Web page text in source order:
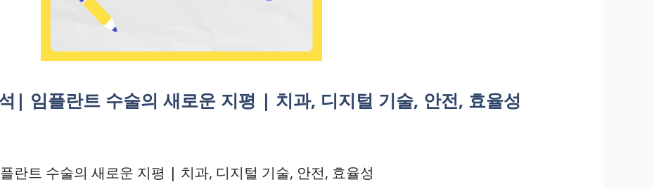
| 임플란트 수술의 새로운 지평 | 치과, 디지털 기술, 안전, 효율성
란트 수술의 새로운 지평 | 치과, 디지털 기술, 안전, 효율성